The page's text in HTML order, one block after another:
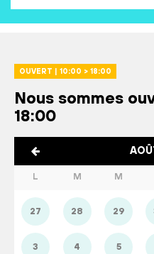
OUVERT | 10:00 > 18:00
Nous sommes
18:00
L M M
27 28 29
3 4 5